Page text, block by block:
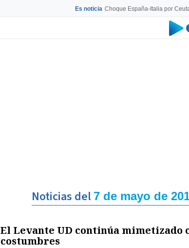
Es noticia Choque España-Italia por
Noticias del 7 de mayo de
El Levante UD continúa mimetizado
costumbres